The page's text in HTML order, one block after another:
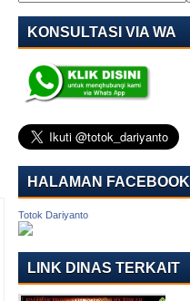
KONSULTASI VIA WA
HALAMAN FACEBOOK
Totok Dariyanto
LINK DINAS TERKAIT